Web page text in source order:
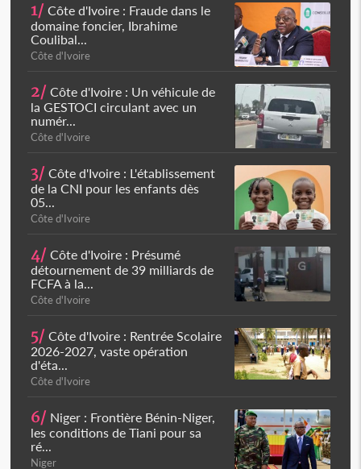
1/ Côte d'Ivoire : Fraude dans le
domaine foncier, Ibrahime
Coulibal...
Côte d'Ivoire
2/ Côte d'Ivoire : Un véhicule de
la GESTOCI circulant avec un
numér...
Côte d'Ivoire
3/ Côte d'Ivoire : L'établissement
de la CNI pour les enfants dès
05...
Côte d'Ivoire
4/ Côte d'Ivoire : Présumé
détournement de 39 milliards de
FCFA à la...
Côte d'Ivoire
5/ Côte d'Ivoire : Rentrée Scolaire
2026-2027, vaste opération
d'éta...
Côte d'Ivoire
6/ Niger : Frontière Bénin-Niger,
les conditions de Tiani pour sa
ré...
Niger